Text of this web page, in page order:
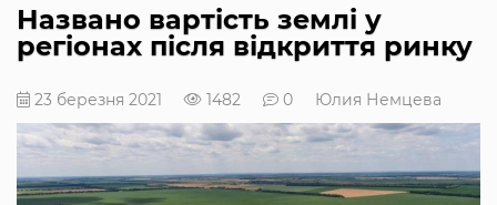
Названо вартість землі у
регіонах після відкриття ринку
23 березня 2021 1482 0 Юлия Немцева